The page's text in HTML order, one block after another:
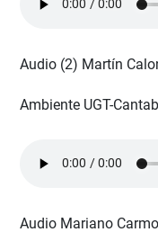
Audio (2) Martín
Ambiente UGT-
Audio Mariano